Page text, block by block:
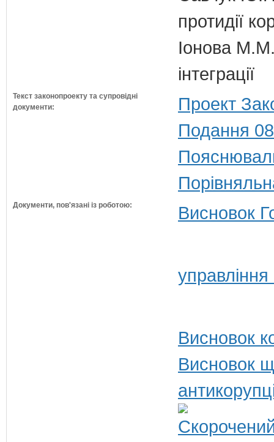
протидії
Іонова М.М.
інтеграції
Текст законопроекту та супровідні
документи:
Проект
Подання
Документи, пов'язані із роботою: Висновок
Висновок
Висновок